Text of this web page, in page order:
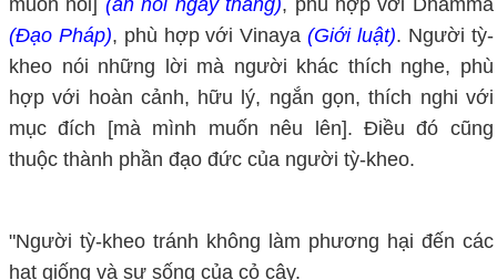
muốn nói] (ăn nói ngay thẳng), phù hợp với Dhamma
(Đạo Pháp), phù hợp với Vinaya(Giới luật). Người tỳ-
kheo nói những lời mà người khác thích nghe, phù
hợp với hoàn cảnh, hữu lý, ngắn gọn, thích nghi với
mục đích [mà mình muốn nêu lên]. Điều đó cũng
thuộc thành phần đạo đức của người tỳ-kheo.
"Người tỳ-kheo tránh không làm phương hại đến các
hạt giống và sự sống của cỏ cây.